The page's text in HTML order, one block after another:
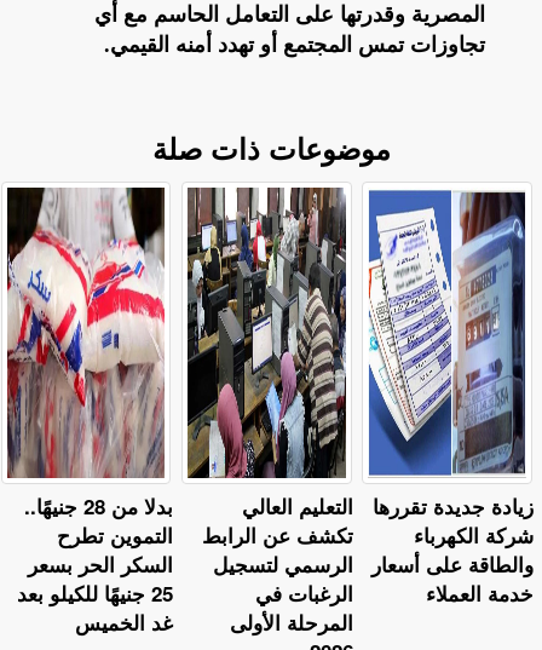
المصرية وقدرتها على التعامل الحاسم مع أي
تجاوزات تمس المجتمع أو تهدد أمنه القيمي.
موضوعات ذات صلة
بدلا من 28 جنيهًا..
التموين تطرح
السكر الحر بسعر
25 جنيهًا للكيلو بعد
غد الخميس
التعليم العالي
تكشف عن الرابط
الرسمي لتسجيل
الرغبات في
المرحلة الأولى
زيادة جديدة تقررها
شركة الكهرباء
والطاقة على أسعار
خدمة العملاء